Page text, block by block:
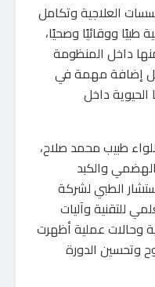
العلاجية وتكامل
طبيًا ووقائيًا وصحيًا،
داخل المنظومة
إضافة مهمة في
داخل
طبيب محمد صلاح،
والكبد
الطبي لشركة
للتقنية وآليات
وحالات عملية أظهرت
وتحسين الدورة